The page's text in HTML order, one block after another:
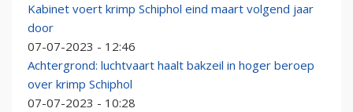
Kabinet voert krimp Schiphol eind maart volgend jaar
door
07-07-2023 - 12:46
Achtergrond: luchtvaart haalt bakzeil in hoger beroep
over krimp Schiphol
07-07-2023 - 10:28